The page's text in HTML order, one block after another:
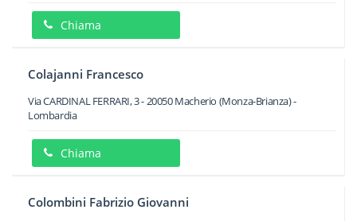
Chiama
Colajanni Francesco
Via CARDINAL FERRARI, 3-20050Macherio (Monza-Brianza) -
Lombardia
Chiama
Colombini Fabrizio Giovanni